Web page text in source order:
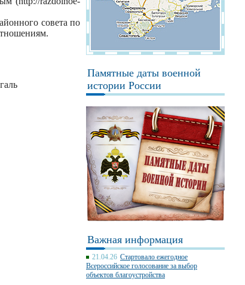
совета по
Памятные даты военной
истории России
Важная информация
21.04.26 Стартовало ежегодное
Всероссийское голосование за выбор
объектов благоустройства